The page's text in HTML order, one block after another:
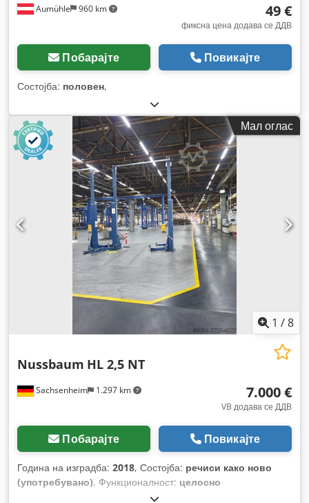
Aumühle 960 km 49 €
фиксна цена додава се ДДВ
Побарајте Повикајте
Состојба: половен,
Мал оглас
1 /8
Sachsenheim 1.297 km
Nussbaum HL 2,5 NT
7.000 €
VB додава се ДДВ
Побарајте Повикајте
Година на изградба: 2018, Состојба: речиси како ново
(употребувано), Функционалност: целосно